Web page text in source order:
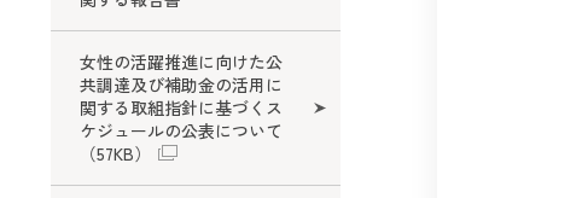
女性の活躍推進に向けた公
共調達及び補助金の活用に
関する取組指針に基づくス
ケジュールの公表について
（57KB）